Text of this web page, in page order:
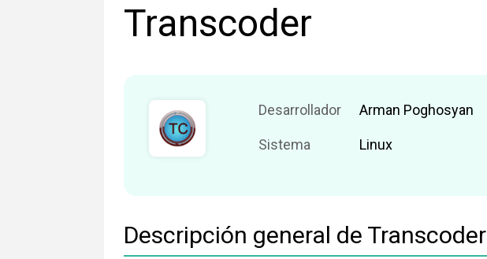
Transcoder
Desarrollador Arman Poghosyan
Sistema Linux
Descripción general de Transcoder